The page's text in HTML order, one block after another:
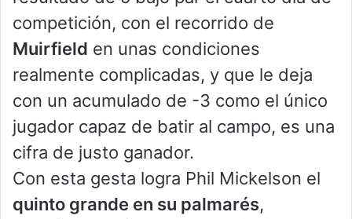
competición, con el recorrido de
Muirfield en unas condiciones
realmente complicadas, y que le deja
con un acumulado de -3 como el único
jugador capaz de batir al campo, es una
cifra de justo ganador.
Con esta gesta logra Phil Mickelson el
quinto grande en su palmarés,